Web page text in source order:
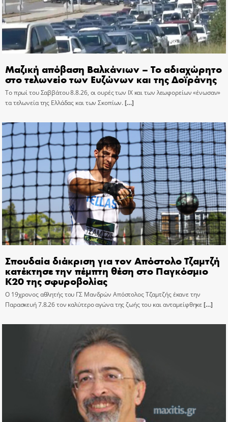
Μαζική απόβαση Βαλκάνιων – Το αδιαχώρητο
στο τελωνείο των Ευζώνων και της Δοϊράνης
Το πρωί του Σαββάτου 8.8.26, οι ουρές των ΙΧ και των λεωφορείων «ένωσαν»
τα τελωνεία της Ελλάδας και των Σκοπίων.[…]
Σπουδαία διάκριση για τον Απόστολο Τζαμτζή
κατέκτησε την πέμπτη θέση στο Παγκόσμιο
Κ20 της σφυροβολίας
Ο 19χρονος αθλητής του ΓΣ Μανδρών Απόστολος Τζαμτζής έκανε την
Παρασκευή 7.8.26 τον καλύτερο αγώνα της ζωής του και ανταμείφθηκε[…]